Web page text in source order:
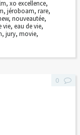
, xo excellence,
, jéroboam, rare,
, nouveautée,
vie, eau de vie,
, jury, movie,
0